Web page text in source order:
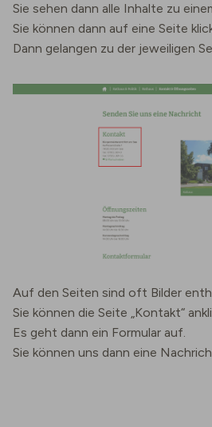
Sie sehen dann alle Inhalte zu
Sie können dann auf eine Seite
Dann gelangen zu der jeweiligen
Auf den Seiten sind oft Bilder
Sie können die Seite „Kontakt“
Es geht dann ein Formular auf.
Sie können uns dann eine